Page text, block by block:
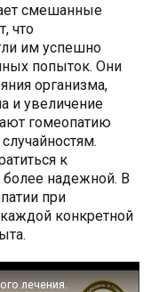
смешанные
что
им успешно
попыток. Они
организма,
и увеличение
гомеопатию
к
более надежной. В
при
конкретной
лечения.